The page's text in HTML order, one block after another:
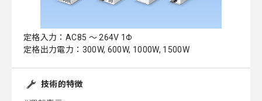
定格入力：AC85 ～ 264V 1Φ
定格出力電力：300W, 600W, 1000W, 1500W
技術的特徴